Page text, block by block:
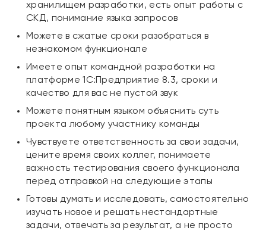
хранилищем разработки, есть опыт работы с
СКД, понимание языка запросов
Можете в сжатые сроки разобраться в
незнакомом функционале
Имеете опыт командной разработки на
платформе 1С:Предприятие 8.3, сроки и
качество для вас не пустой звук
Можете понятным языком объяснить суть
проекта любому участнику команды
Чувствуете ответственность за свои задачи,
цените время своих коллег, понимаете
важность тестирования своего функционала
перед отправкой на следующие этапы
Готовы думать и исследовать, самостоятельно
изучать новое и решать нестандартные
задачи, отвечать за результат, а не просто